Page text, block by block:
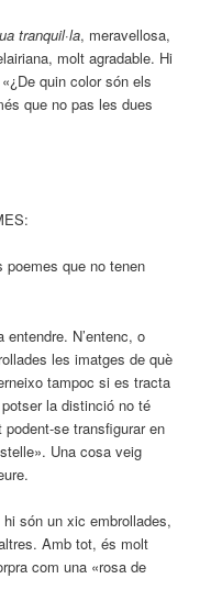
tranquil·la, meravellosa,
molt agradable. Hi
quin color són els
que no pas les dues
poemes que no tenen
entendre. N’entenc, o
les imatges de què
tampoc si es tracta
la distinció no té
se transfigurar en
Una cosa veig
són un xic embrollades,
Amb tot, és molt
com una «rosa de